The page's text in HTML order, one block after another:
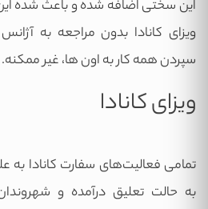
این سختی اضافه شده و باعث شده
ویزای کانادا بدون مراجعه به
سپردن همه کار به اون ها، غیر ممکنه.
ویزای کانادا
تمامی فعالیت‌های سفارت کانادا به
به حالت تعلیق درآمده و شهروندان